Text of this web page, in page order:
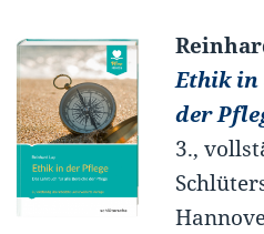
Ethik in
der
3.,